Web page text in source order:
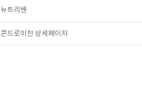
뉴트리쎈
콘드로이친 상세페이지